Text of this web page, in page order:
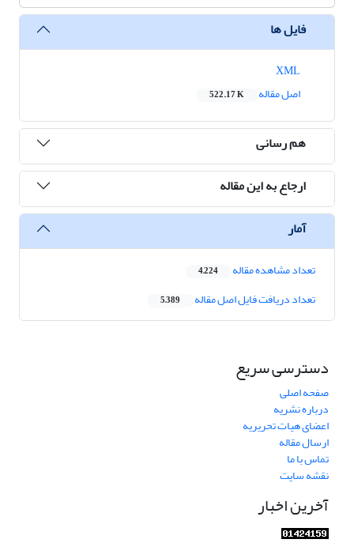
فایل ها
اصل مقاله
522.17 K
هم رسانی
ارجاع به این مقاله
آمار
تعداد مشاهده مقاله 4,224
تعداد دریافت فایل اصل مقاله 5,389
دسترسی سریع
صفحه اصلی
درباره نشریه
اعضای هیات تحریریه
ارسال مقاله
تماس با ما
نقشه سایت
آخرین اخبار